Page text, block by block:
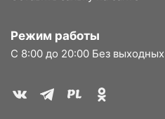
Режим работы
С 8:00 до 20:00 Без выходных